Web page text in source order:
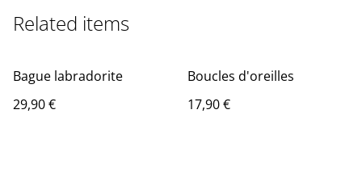
Related items
Bague labradorite
29,90 €
Boucles d'oreilles
17,90 €